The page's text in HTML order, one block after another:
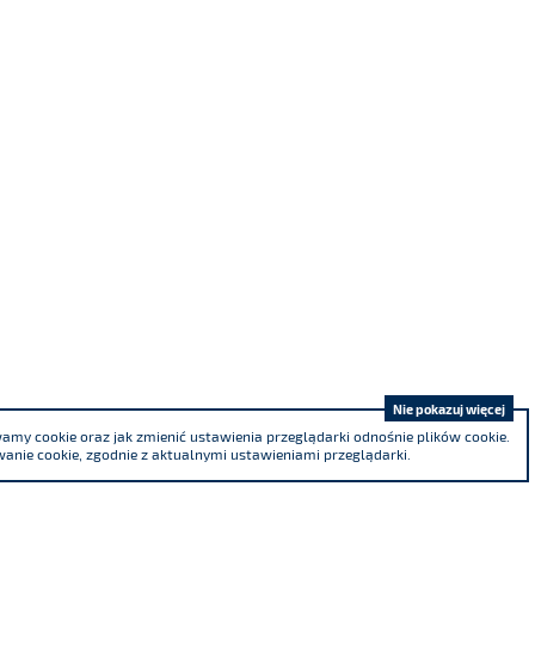
cookie oraz jak zmienić ustawienia przeglądarki odnośnie plików cookie.
cookie, zgodnie z aktualnymi ustawieniami przeglądarki.
Nie pokazuj więcej